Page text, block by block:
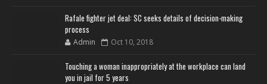
Rafale fighter jet deal: SC seeks details of decision-making
process
Admin Oct 10, 2018
Touching a woman inappropriately at the workplace can land
you in jail for 5 years